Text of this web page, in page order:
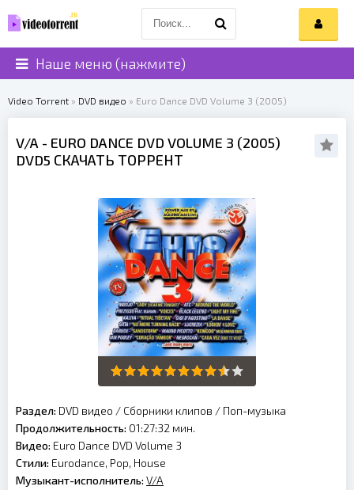
Наше меню (нажмите)
Video Torrent » DVD видео » Euro Dance DVD Volume 3 (2005)
V/A - EURO DANCE DVD VOLUME 3 (2005)
DVD5 СКАЧАТЬ ТОРРЕНТ
Раздел: DVD видео / Сборники клипов / Поп-музыка
Продолжительность: 01:27:32 мин.
Видео: Euro Dance DVD Volume 3
Стили: Eurodance, Pop, House
Музыкант-исполнитель: V/A